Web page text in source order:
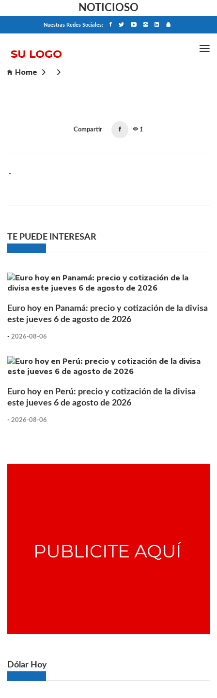
NOTICIOSO
Nuestras Redes Sociales:
Home
Compartir 1
-
TE PUEDE INTERESAR
Euro hoy en Panamá: precio y cotización de la divisa
este jueves 6 de agosto de 2026
- 2026-08-06
Euro hoy en Perú: precio y cotización de la divisa
este jueves 6 de agosto de 2026
- 2026-08-06
Dólar Hoy